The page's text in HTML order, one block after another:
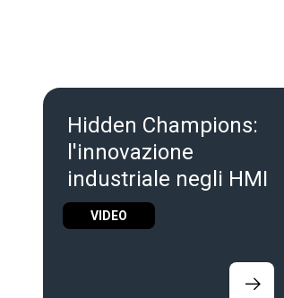
Hidden Champions:
l'innovazione
industriale negli HMI
VIDEO